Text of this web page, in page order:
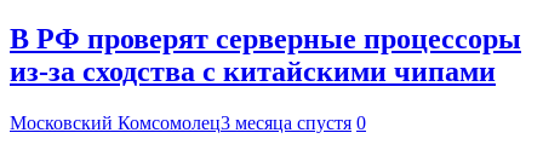
В РФ проверят серверные процессоры
из-за сходства с китайскими чипами
Московский Комсомолец3 месяца спустя 0